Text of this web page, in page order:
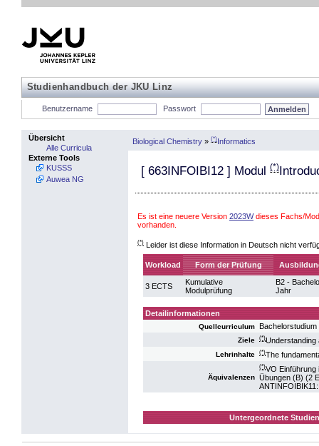
Studienhandbuch der JKU Linz
Benutzername Passwort
Übersicht
Alle Curricula
Externe Tools
KUSSS
Auwea NG
Biological Chemistry » (*)Informatics
[ 663INFOIBI12 ] Modul (*)
Es ist eine neuere Version 2023Wdieses Fachs/
vorhanden.
(*) Leider ist diese Information in Deutsch nicht
Workload Form der Prüfung
3 ECTS
Kumulative
Modulprüfung
B2 -
Jahr
Detailinformationen
Quellcurriculum
Ziele (*)Understanding
Lehrinhalte (*)The
Äquivalenzen
(*)VO Einführung
Übungen (B) (2
Untergeordnete